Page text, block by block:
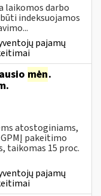
laikomos darbo
indeksuojamos
pajamų
mėn.
atostoginiams,
pakeitimo
taikomas 15 proc.
pajamų